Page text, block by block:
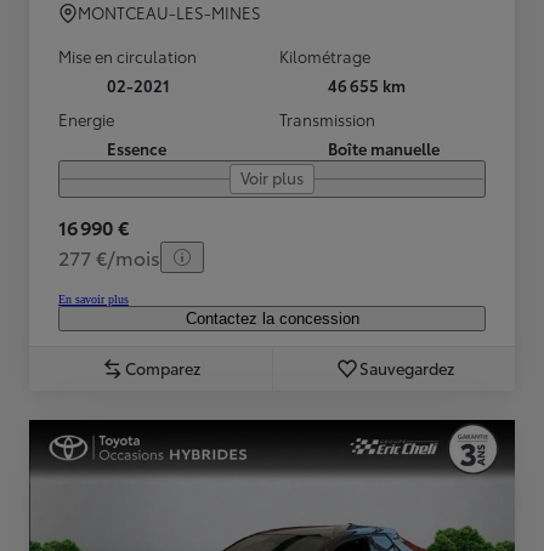
MONTCEAU-LES-MINES
Mise en circulation
02-2021
Kilométrage
46 655 km
Energie
Essence
Transmission
Boîte manuelle
Voir plus
16 990 €
277 €/mois
En savoir plus
Contactez la concession
Comparez Sauvegardez